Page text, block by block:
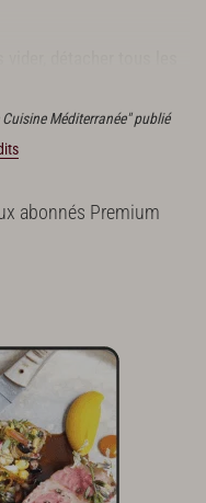
Méditerranée" publié
abonnés Premium